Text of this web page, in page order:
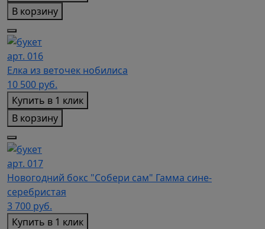
В корзину
арт. 016
Елка из веточек нобилиса
10 500 руб.
Купить в 1 клик
В корзину
арт. 017
Новогодний бокс "Собери сам" Гамма сине-
серебристая
3 700 руб.
Купить в 1 клик